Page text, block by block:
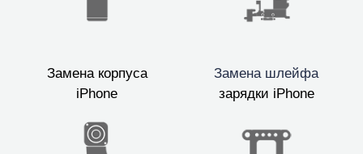
Замена корпуса
iPhone
Замена шлейфа
зарядки iPhone